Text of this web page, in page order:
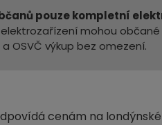
pouze kompletní
mohou
OSVČ výkup bez omezení.
cenám na